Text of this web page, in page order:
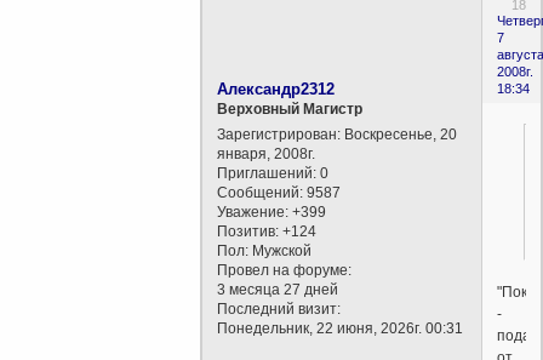
18
7
2008г.
18:34
Александр2312
Верховный Магистр
Зарегистрирован: Воскресенье, 20
января, 2008г.
Приглашений: 0
Сообщений: 9587
Уважение: +399
Позитив: +124
Пол: Мужской
Провел на форуме:
3 месяца 27 дней
Последний визит:
Понедельник, 22 июня, 2026г. 00:31
-